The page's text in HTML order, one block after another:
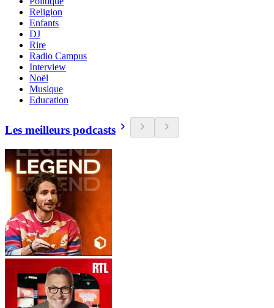
Religion
Enfants
DJ
Rire
Radio Campus
Interview
Noël
Musique
Education
Les meilleurs podcasts